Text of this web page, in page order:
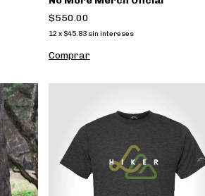
$550.00
12 x $45.83 sin intereses
Comprar